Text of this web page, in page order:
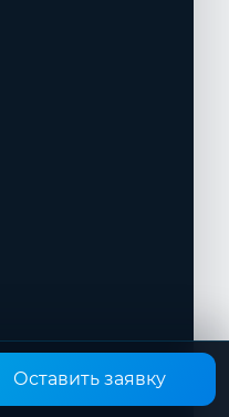
Оставить заявку